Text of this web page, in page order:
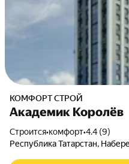
КОМФОРТ СТРОЙ
Академик Королёв
Строится•комфорт•4.4 (9)
Республика Татарстан,